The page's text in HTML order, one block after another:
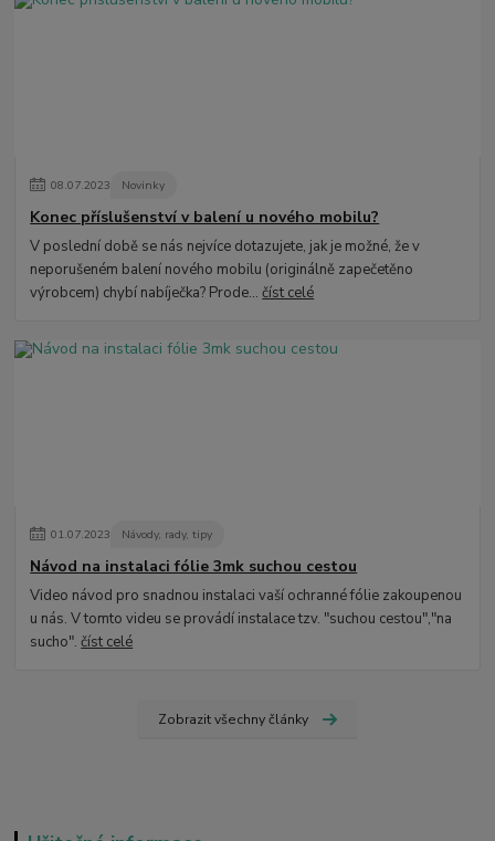
08.07.2023 Novinky
Konec příslušenství v balení u nového mobilu?
V poslední době se nás nejvíce dotazujete, jak je možné, že v
neporušeném balení nového mobilu (originálně zapečetěno
výrobcem) chybí nabíječka? Prode...číst celé
01.07.2023 Návody, rady, tipy
Návod na instalaci fólie 3mk suchou cestou
Video návod pro snadnou instalaci vaší ochranné fólie zakoupenou
u nás. V tomto videu se provádí instalace tzv. "suchou cestou","na
sucho".číst celé
Zobrazit všechny články